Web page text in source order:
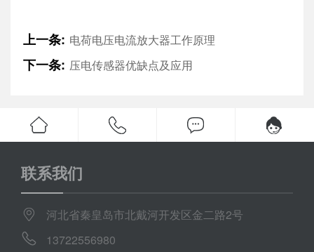
上一条: 电荷电压电流放大器工作原理
下一条: 压电传感器优缺点及应用
联系我们
河北省秦皇岛市北戴河开发区金二路2号
13722556980